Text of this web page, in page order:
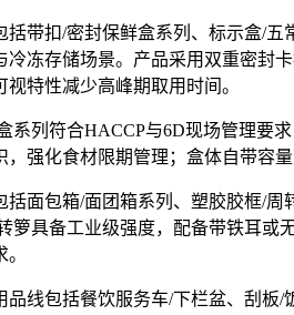
括带扣/密封保鲜盒系列、标示盒/
冷冻存储场景。产品采用双重密封
视特性减少高峰期取用时间。
系列符合HACCP与6D现场管理要
，强化食材限期管理；盒体自带容
括面包箱/面团箱系列、塑胶胶框/周
箩具备工业级强度，配备带铁耳或
品线包括餐饮服务车/下栏盆、刮板